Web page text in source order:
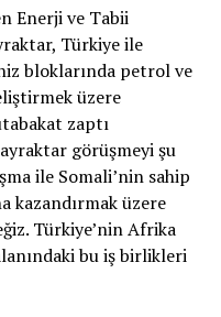
Enerji ve Tabii
Türkiye ile
bloklarında petrol ve
üzere
zaptı
görüşmeyi şu
ile Somali’nin sahip
kazandırmak üzere
Türkiye’nin Afrika
bu iş birlikleri